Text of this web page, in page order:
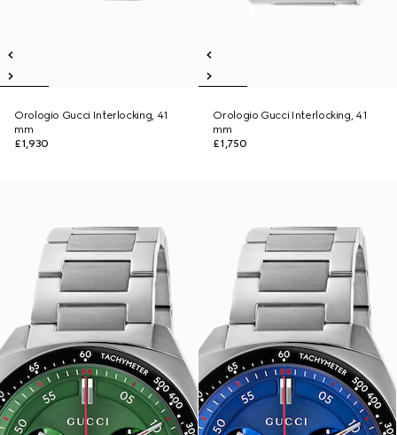
Orologio Gucci Interlocking, 41
mm
£1,930
Orologio Gucci Interlocking, 41
mm
£1,750